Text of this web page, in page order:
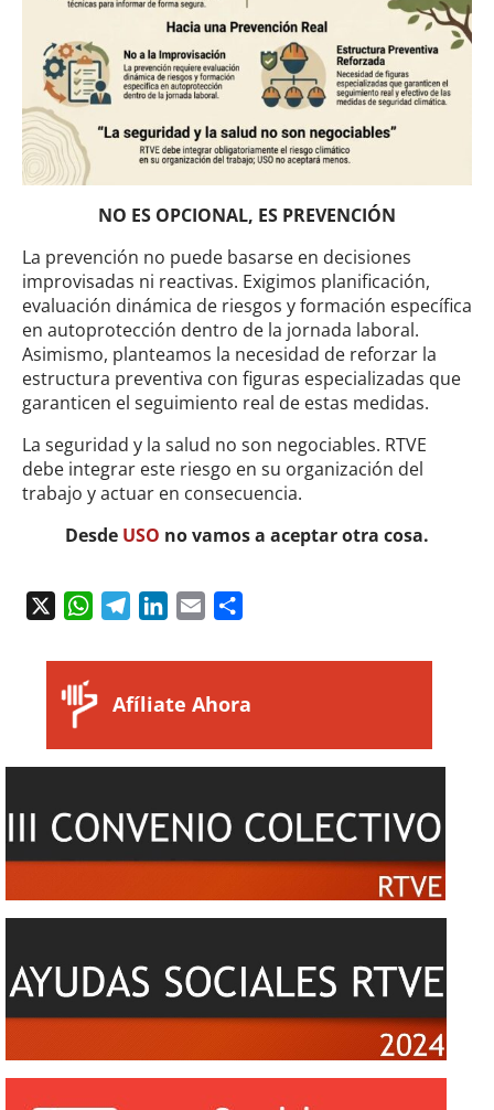
NO ES OPCIONAL, ES PREVENCIÓN
La prevención no puede basarse en decisiones
improvisadas ni reactivas. Exigimos planificación,
evaluación dinámica de riesgos y formación específica
en autoprotección dentro de la jornada laboral.
Asimismo, planteamos la necesidad de reforzar la
estructura preventiva con figuras especializadas que
garanticen el seguimiento real de estas medidas.
La seguridad y la salud no son negociables. RTVE
debe integrar este riesgo en su organización del
trabajo y actuar en consecuencia.
Desde USO no vamos a aceptar otra cosa.
WhatsAppTelegramLinkedIn
Email
Afíliate Ahora